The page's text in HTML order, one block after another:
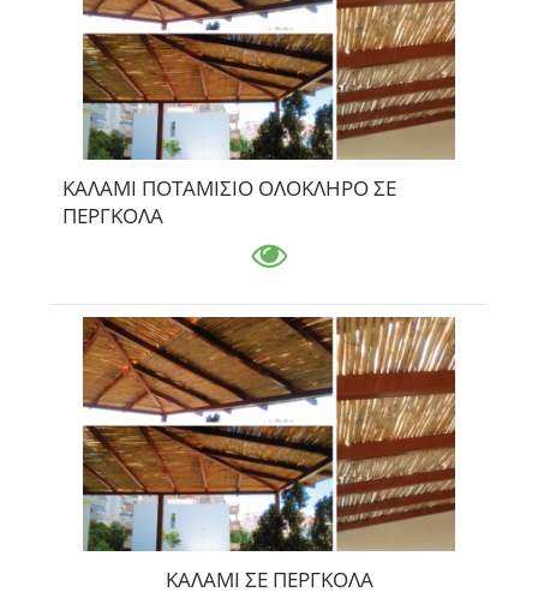
ΚΑΛΑΜΙ ΠΟΤΑΜΙΣΙΟ ΟΛΟΚΛΗΡΟ ΣΕ
ΠΕΡΓΚΟΛΑ
ΚΑΛΑΜΙ ΣΕ ΠΕΡΓΚΟΛΑ